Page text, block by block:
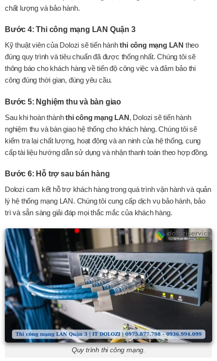
chất lượng và bảo hành.
Bước 4: Thi công mạng LAN Quận 3
Kỹ thuật viên của Dolozi sẽ tiến hànhthi công mạng LAN theo
đúng quy trình và tiêu chuẩn đã được thống nhất. Chúng tôi sẽ
thông báo cho khách hàng về tiến độ công việc và đảm bảo thi
công đúng thời gian, đúng yêu cầu.
Bước 5: Nghiệm thu và bàn giao
Sau khi hoàn thànhthi công mạng LAN, Dolozi sẽ tiến hành
nghiệm thu và bàn giao hệ thống cho khách hàng. Chúng tôi sẽ
kiểm tra lại chất lượng, hoạt động và an ninh của hệ thống, cung
cấp tài liệu hướng dẫn sử dụng và nhận thanh toán theo hợp đồng.
Bước 6: Hỗ trợ sau bán hàng
Dolozi cam kết hỗ trợ khách hàng trong quá trình vận hành và quản
lý hệ thống mạng LAN. Chúng tôi cung cấp dịch vụ bảo hành, bảo
trì và sẵn sàng giải đáp mọi thắc mắc của khách hàng.
Quy trình thi công mạng.